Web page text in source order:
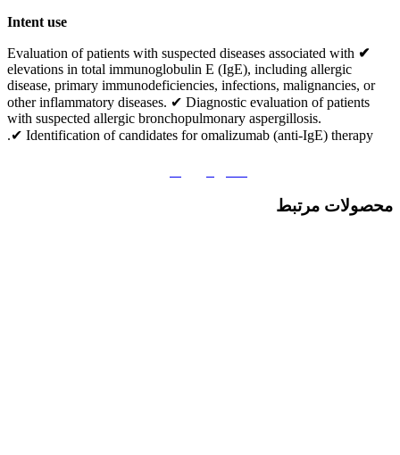
Intent use
✔
Evaluation of patients with suspected diseases associated with
elevations in total immunoglobulin E (IgE), including allergic
disease, primary immunodeficiencies, infections, malignancies, or
other inflammatory diseases. ✔ Diagnostic evaluation of patients
with suspected allergic bronchopulmonary aspergillosis.
✔ Identification of candidates for omalizumab (anti-IgE) therapy.
محصولات مرتبط